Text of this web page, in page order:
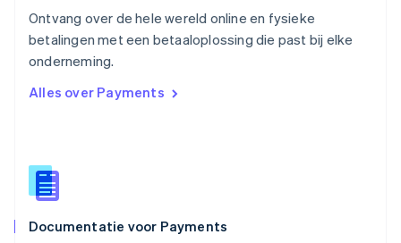
Ontvang over de hele wereld online en fysieke
betalingen met een betaaloplossing die past bij elke
onderneming.
Alles over Payments
Documentatie voor Payments
English
Singapore
English简体中文
EnglishItaliano
Español
Thailand
Tsjechië